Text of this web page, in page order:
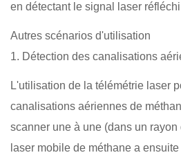
en détectant le signal laser
Autres scénarios d'utilisation
1. Détection des canalisations
L'utilisation de la télémétrie laser
canalisations aériennes de
scanner une à une (dans un
laser mobile de méthane a